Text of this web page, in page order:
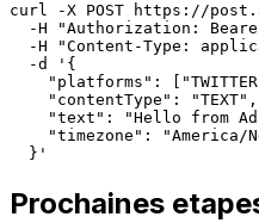
curl -X POST
https://
  -H
"Authorization: Bearer
  -H
"Content-Type:
  -d '{
"platforms" : [
"contentType" : "TEXT" ,
"text" : "Hello from
"timezone" :
"America/
  }'
Prochaines